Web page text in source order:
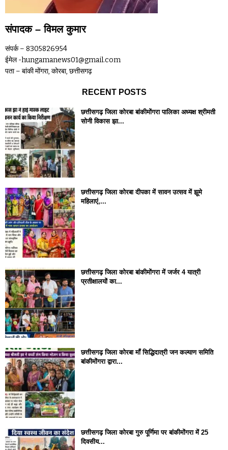
संपादक – विमल कुमार
संपर्क – 8305826954
ईमेल -hungamanews01@gmail.com
पता – बांकी मोंगरा, कोरबा, छत्तीसगढ़
RECENT POSTS
छत्तीसगढ़ जिला कोरबा बांकीमोंगरा पालिका अध्यक्ष श्रीमती
सोनी विकास झा...
छत्तीसगढ़ जिला कोरबा दीपका में सावन उत्सव में झूमे
महिलाएं,...
छत्तीसगढ़ जिला कोरबा बांकीमोंगरा में जर्जर 4 यात्री
प्रतीक्षालयों का...
छत्तीसगढ़ जिला कोरबा मॉं सिद्धिदात्री जन कल्याण समिति
बांकीमोंगरा द्वारा...
छत्तीसगढ़ जिला कोरबा गुरु पूर्णिमा पर बांकीमोंगरा में 25
दिवसीय...